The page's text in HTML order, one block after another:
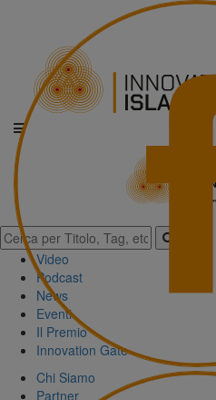
Video
Podcast
News
Eventi
Il Premio
Innovation Gate
Chi Siamo
Partner